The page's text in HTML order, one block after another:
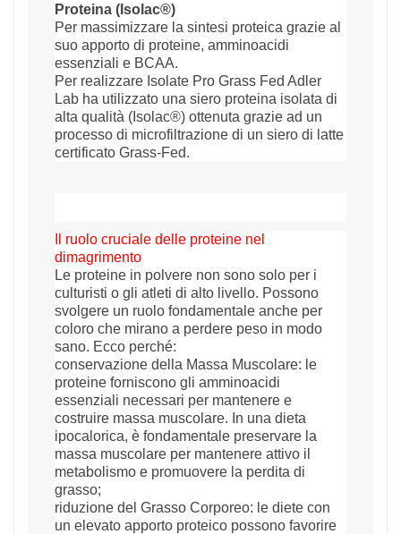
Proteina (Isolac®)
Per massimizzare la sintesi proteica grazie al
suo apporto di proteine, amminoacidi
essenziali e BCAA.
Per realizzare Isolate Pro Grass Fed Adler
Lab ha utilizzato una siero proteina isolata di
alta qualità (Isolac®) ottenuta grazie ad un
processo di microfiltrazione di un siero di latte
certificato Grass-Fed.
Il ruolo cruciale delle proteine nel
dimagrimento
Le proteine in polvere non sono solo per i
culturisti o gli atleti di alto livello. Possono
svolgere un ruolo fondamentale anche per
coloro che mirano a perdere peso in modo
sano. Ecco perché:
conservazione della Massa Muscolare: le
proteine forniscono gli amminoacidi
essenziali necessari per mantenere e
costruire massa muscolare. In una dieta
ipocalorica, è fondamentale preservare la
massa muscolare per mantenere attivo il
metabolismo e promuovere la perdita di
grasso;
riduzione del Grasso Corporeo: le diete con
un elevato apporto proteico possono favorire